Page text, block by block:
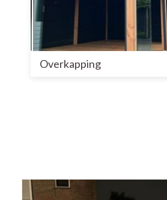
Overkapping